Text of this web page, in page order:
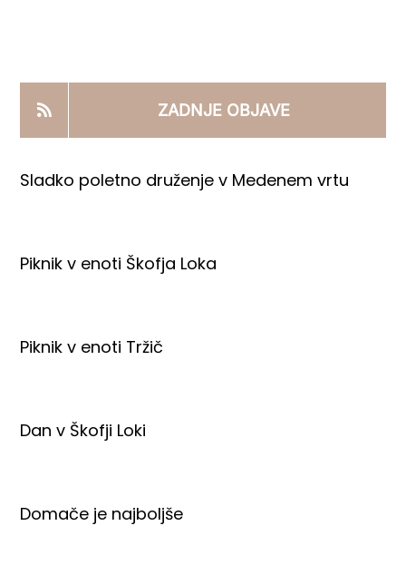
PRODAJNI IZDELKI
AKTUALNO
ZADNJE OBJAVE
Sladko poletno druženje v Medenem vrtu
Piknik v enoti Škofja Loka
Piknik v enoti Tržič
Dan v Škofji Loki
Domače je najboljše